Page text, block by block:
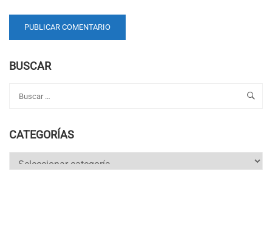
BUSCAR
CATEGORÍAS
Categorías